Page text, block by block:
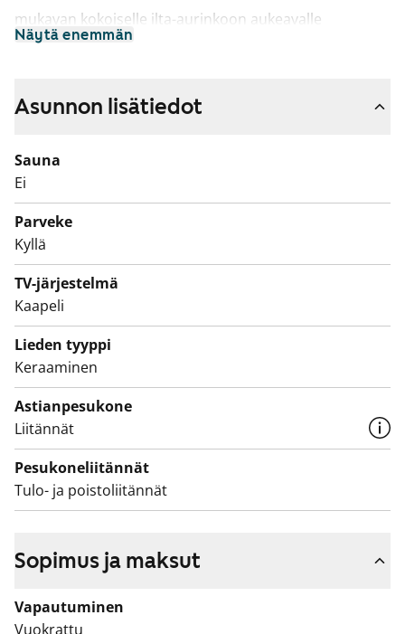
mukavan kokoiselle ilta-aurinkoon aukeavalle
parvekkeelle. Kaksi samankokoista
puolelle itään.
B-rapun kellaritasolla.
Näytä enemmän
Asunnon lisätiedot
Sauna
Ei
Parveke
Kyllä
TV-järjestelmä
Kaapeli
Lieden tyyppi
Keraaminen
Astianpesukone
Liitännät
Pesukoneliitännät
Tulo- ja poistoliitännät
Sopimus ja maksut
Vapautuminen
Vuokrattu